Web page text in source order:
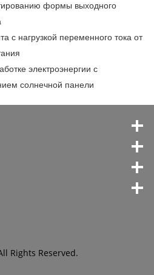
формы выходного
с нагрузкой переменного тока от
электроэнергии с
солнечной панели
Rights Reserved.